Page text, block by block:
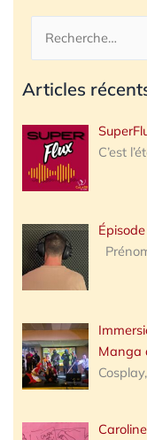
Rechercher :
Articles
C’est
Manga